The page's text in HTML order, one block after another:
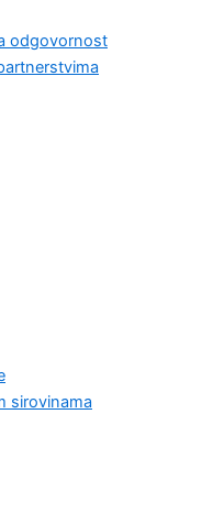
odgovornost
sirovinama